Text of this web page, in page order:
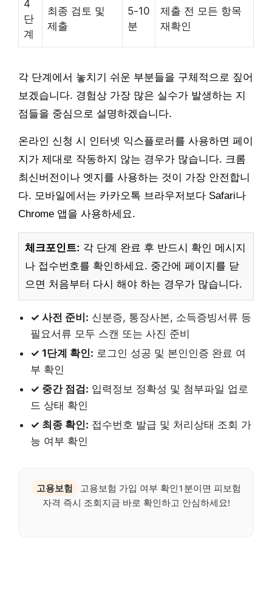
4
단
계
최종 검토 및
제출
5-10
분
제출 전 모든 항목
재확인
각 단계에서 놓치기 쉬운 부분들을 구체적으로 짚어
보겠습니다. 경험상 가장 많은 실수가 발생하는 지
점들을 중심으로 설명하겠습니다.
온라인 신청 시 인터넷 익스플로러를 사용하면 페이
지가 제대로 작동하지 않는 경우가 많습니다. 크롬
최신버전이나 엣지를 사용하는 것이 가장 안전합니
다. 모바일에서는 카카오톡 브라우저보다 Safari나
Chrome 앱을 사용하세요.
체크포인트: 각 단계 완료 후 반드시 확인 메시지
나 접수번호를 확인하세요. 중간에 페이지를 닫
으면 처음부터 다시 해야 하는 경우가 많습니다.
✓ 사전 준비: 신분증, 통장사본, 소득증빙서류 등
필요서류 모두 스캔 또는 사진 준비
✓ 1단계 확인: 로그인 성공 및 본인인증 완료 여
부 확인
✓ 중간 점검: 입력정보 정확성 및 첨부파일 업로
드 상태 확인
✓ 최종 확인: 접수번호 발급 및 처리상태 조회 가
능 여부 확인
고용보험
고용보험 가입 여부 확인1분이면 피보험
자격 즉시 조회지금 바로 확인하고 안심하세요!